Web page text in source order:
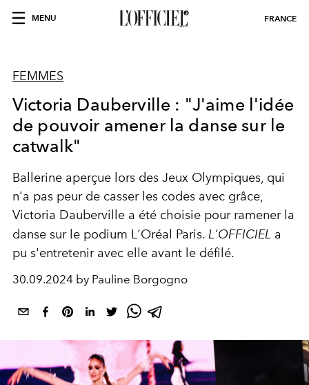
MENU FRANCE
FEMMES
Victoria Dauberville : "J'aime l'idée
de pouvoir amener la danse sur le
catwalk"
Ballerine aperçue lors des Jeux Olympiques, qui
n'a pas peur de casser les codes avec grâce,
Victoria Dauberville a été choisie pour ramener la
danse sur le podium L'Oréal Paris. L'OFFICIEL a
pu s'entretenir avec elle avant le défilé.
30.09.2024 by Pauline Borgogno